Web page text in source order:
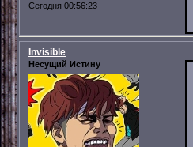
Сегодня 00:56:23
Invisible
Несущий Истину